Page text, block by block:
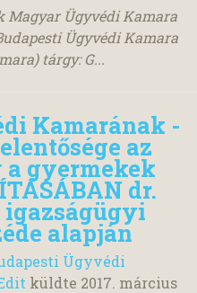
Magyar Ügyvédi Kamara
Ügyvédi Kamara
tárgy: G...
Kamarának -
az
a gyermekek
dr.
igazságügyi
alapján
Ügyvédi
küldte 2017. március